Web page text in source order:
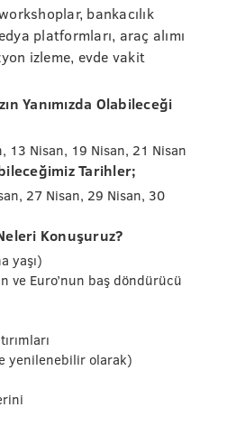
bankacılık
platformları, araç alımı
izleme, evde vakit
Yanımızda Olabileceği
13 Nisan, 19 Nisan, 21 Nisan
Tarihler;
27 Nisan, 29 Nisan, 30
Konuşuruz?
yaşı)
ve Euro’nun baş döndürücü
yenilenebilir olarak)